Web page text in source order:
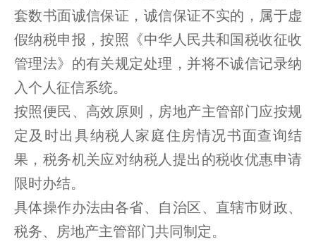
套数书面诚信保证，诚信保证不实的，属于虚
假纳税申报，按照《中华人民共和国税收征收
管理法》的有关规定处理，并将不诚信记录纳
入个人征信系统。
按照便民、高效原则，房地产主管部门应按规
定及时出具纳税人家庭住房情况书面查询结
果，税务机关应对纳税人提出的税收优惠申请
限时办结。
具体操作办法由各省、自治区、直辖市财政、
税务、房地产主管部门共同制定。